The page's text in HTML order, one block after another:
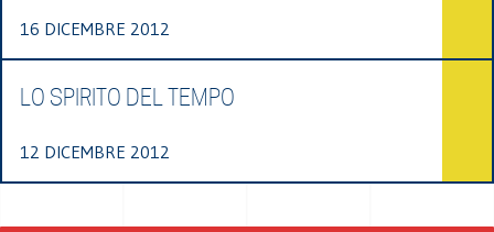
16 DICEMBRE 2012
LO SPIRITO DEL TEMPO
12 DICEMBRE 2012